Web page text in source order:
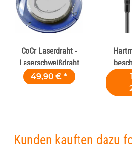
CoCr Laserdraht -
Laserschweißdraht
49,90 € *
Kunden kauften dazu